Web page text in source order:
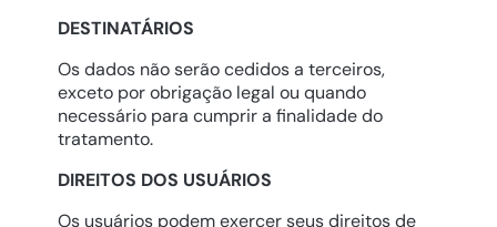
DESTINATÁRIOS
Os dados não serão cedidos a terceiros,
exceto por obrigação legal ou quando
necessário para cumprir a finalidade do
tratamento.
DIREITOS DOS USUÁRIOS
Os usuários podem exercer seus direitos de